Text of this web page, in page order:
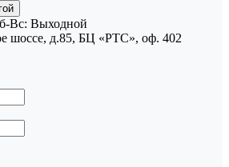
Вс: Выходной
шоссе, д.85, БЦ «РТС», оф. 402